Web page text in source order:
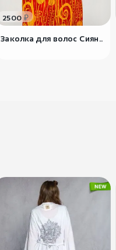
2500₽
Заколка для волос Сиян..